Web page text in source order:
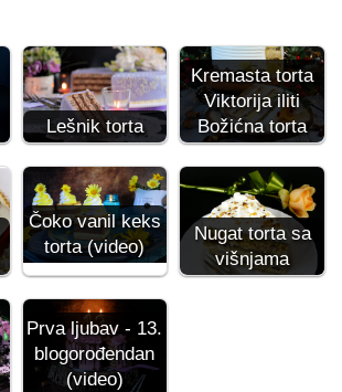
Lešnik torta
Kremasta torta
Viktorija iliti
Božićna torta
Čoko vanil keks
torta (video)
Nugat torta sa
višnjama
Prva ljubav - 13.
blogorođendan
(video)